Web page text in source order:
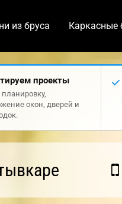
из бруса Каркасные
проекты
окон, дверей и